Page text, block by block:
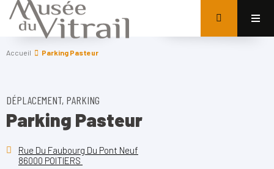
Accueil Parking Pasteur
DÉPLACEMENT, PARKING
Parking Pasteur
Rue Du Faubourg Du Pont Neuf
86000 POITIERS